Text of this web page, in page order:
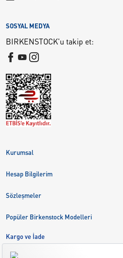
Kurumsal
Birkenstock Group
Kariyer
Hesap Bilgilerim
Sipariş Takibi
Sözleşmeler
Kargo ve İade
Çerez Tercihlerini Yönetin
Popüler Birkenstock Modelleri
Kargo ve İade
Bize Ulaşın
SOSYAL MEDYA
BIRKENSTOCK'u takip et: